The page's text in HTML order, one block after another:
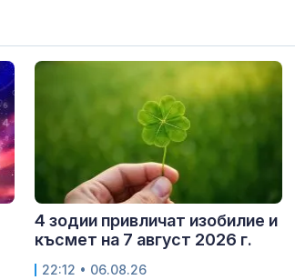
4 зодии привличат изобилие и
късмет на 7 август 2026 г.
22:12 • 06.08.26